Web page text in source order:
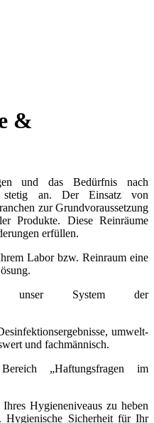
&
und das Bedürfnis nach
stetig an. Der Einsatz von
zur Grundvoraussetzung
Produkte. Diese Reinräume
erfüllen.
Labor bzw. Reinraum eine
unser System der
umwelt-
und fachmännisch.
„Haftungsfragen im
Hygieneniveaus zu heben
Hygienische Sicherheit für Ihr